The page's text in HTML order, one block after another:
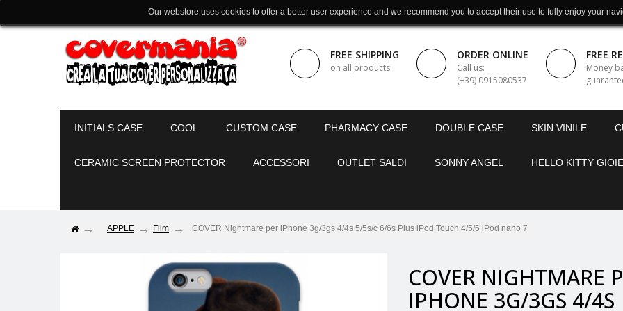
FREE SHIPPING
on all products
ORDER ONLINE
Call us:
(+39) 0915080537
FREE
Money
INITIALS CASE COOL CUSTOM CASE PHARMACY CASE DOUBLE CASE SKIN VINILE
CERAMIC SCREEN PROTECTOR ACCESSORI OUTLET SALDI SONNY ANGEL HELLO KITTY
Our webstore uses cookies to offer a better user experience and we recommend you to accept their use to fully enjoy your
APPLE Film COVER Nightmare per iPhone 3g/3gs 4/4s 5/5s/c 6/6s Plus iPod Touch 4/5/6 iPod nano 7
COVER NIGHTMARE
IPHONE 3G/3GS 4/4S